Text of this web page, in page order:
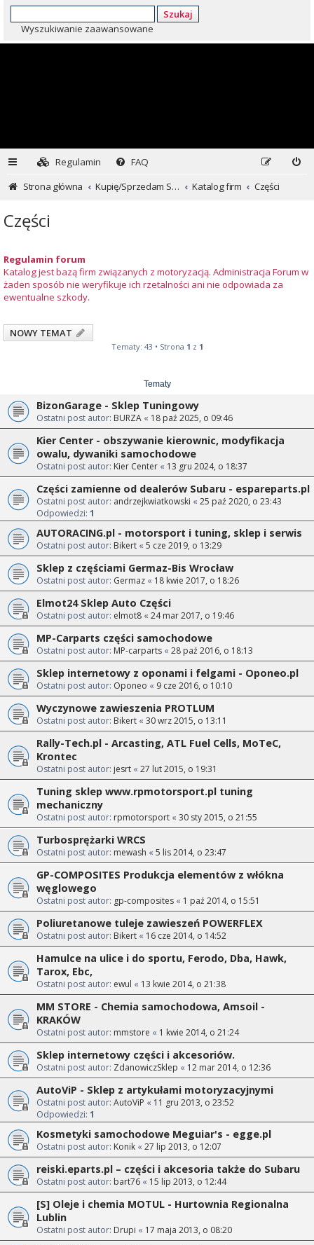
Szukaj
Wyszukiwanie zaawansowane
Regulamin
FAQ
Strona główna
Kupię/Sprzedam Subaru i nie tylko... Katalog firm Części
Części
Regulamin forum
Katalog jest bazą firm związanych z motoryzacją. Administracja Forum w
żaden sposób nie weryfikuje ich rzetalności ani nie odpowiada za
ewentualne szkody.
NOWY TEMAT
Tematy: 43 • Strona 1 z 1
Tematy
BizonGarage - Sklep Tuningowy
Ostatni post autor: BURZA « 18 paź 2025, o 09:46
Kier Center - obszywanie kierownic, modyfikacja
owalu, dywaniki samochodowe
Ostatni post autor: Kier Center « 13 gru 2024, o 18:37
Części zamienne od dealerów Subaru - espareparts.pl
Ostatni post autor: andrzejkwiatkowski « 25 paź 2020, o 23:43
Odpowiedzi: 1
AUTORACING.pl - motorsport i tuning, sklep i serwis
Ostatni post autor: Bikert « 5 cze 2019, o 13:29
Sklep z częściami Germaz-Bis Wrocław
Ostatni post autor: Germaz « 18 kwie 2017, o 18:26
Elmot24 Sklep Auto Części
Ostatni post autor: elmot8 « 24 mar 2017, o 19:46
MP-Carparts części samochodowe
Ostatni post autor: MP-carparts « 28 paź 2016, o 18:13
Sklep internetowy z oponami i felgami - Oponeo.pl
Ostatni post autor: Oponeo « 9 cze 2016, o 10:10
Wyczynowe zawieszenia PROTLUM
Ostatni post autor: Bikert « 30 wrz 2015, o 13:11
Rally-Tech.pl - Arcasting, ATL Fuel Cells, MoTeC,
Krontec
Ostatni post autor: jesrt « 27 lut 2015, o 19:31
Tuning sklep www.rpmotorsport.pl tuning
mechaniczny
Ostatni post autor: rpmotorsport « 30 sty 2015, o 21:55
Turbosprężarki WRCS
Ostatni post autor: mewash « 5 lis 2014, o 23:47
GP-COMPOSITES Produkcja elementów z włókna
węglowego
Ostatni post autor: gp-composites « 1 paź 2014, o 15:51
Poliuretanowe tuleje zawieszeń POWERFLEX
Ostatni post autor: Bikert « 16 cze 2014, o 14:52
Hamulce na ulice i do sportu, Ferodo, Dba, Hawk,
Tarox, Ebc,
Ostatni post autor: ewul « 13 kwie 2014, o 21:38
MM STORE - Chemia samochodowa, Amsoil -
KRAKÓW
Ostatni post autor: mmstore « 1 kwie 2014, o 21:24
Sklep internetowy części i akcesoriów.
Ostatni post autor: ZdanowiczSklep « 12 mar 2014, o 12:36
AutoViP - Sklep z artykułami motoryzacyjnymi
Ostatni post autor: AutoViP « 11 gru 2013, o 23:52
Odpowiedzi: 1
Kosmetyki samochodowe Meguiar's - egge.pl
Ostatni post autor: Konik « 27 lip 2013, o 12:07
reiski.eparts.pl – części i akcesoria także do Subaru
Ostatni post autor: bart76 « 15 lip 2013, o 12:44
[S] Oleje i chemia MOTUL - Hurtownia Regionalna
Lublin
Ostatni post autor: Drupi « 17 maja 2013, o 08:20